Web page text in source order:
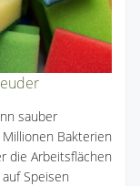
sauber
Bakterien
die Arbeitsflächen
Speisen